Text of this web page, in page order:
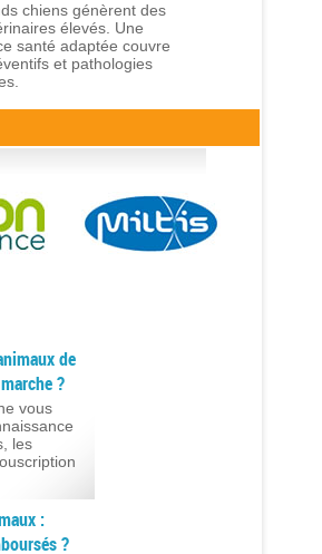
chiens génèrent des
élevés. Une
santé adaptée couvre
et pathologies
de
?
vous
les
:
?